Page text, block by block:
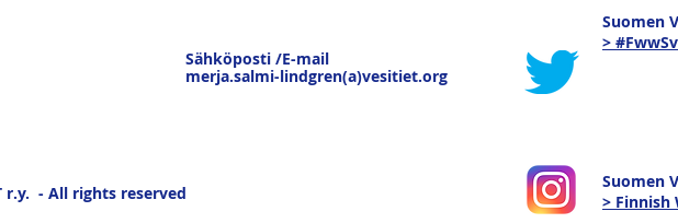
Sähköposti /E-mail
merja.salmi-lindgren(a)vesitiet.org
r.y. - All rights reserved
Suomen
>
Suomen
> Finnish